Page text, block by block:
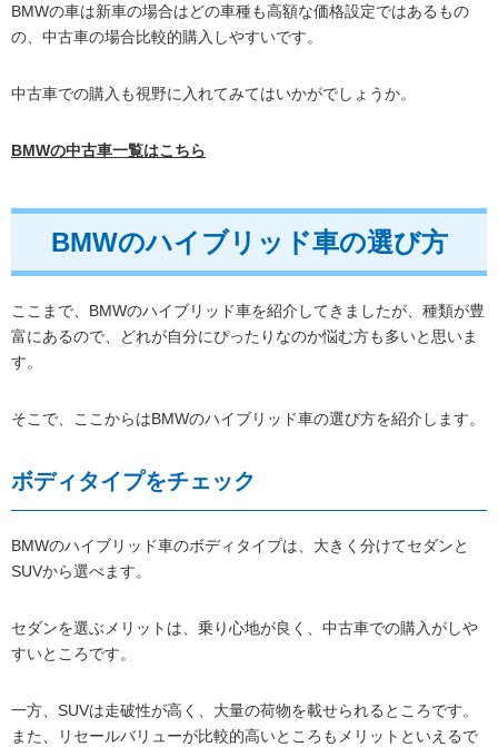
BMWの車は新車の場合はどの車種も高額な価格設定ではあるもの
の、中古車の場合比較的購入しやすいです。
中古車での購入も視野に入れてみてはいかがでしょうか。
BMWの中古車一覧はこちら
BMWのハイブリッド車の選び方
ここまで、BMWのハイブリッド車を紹介してきましたが、種類が豊
富にあるので、どれが自分にぴったりなのか悩む方も多いと思いま
す。
そこで、ここからはBMWのハイブリッド車の選び方を紹介します。
ボディタイプをチェック
BMWのハイブリッド車のボディタイプは、大きく分けてセダンと
SUVから選べます。
セダンを選ぶメリットは、乗り心地が良く、中古車での購入がしや
すいところです。
一方、SUVは走破性が高く、大量の荷物を載せられるところです。
また、リセールバリューが比較的高いところもメリットといえるで